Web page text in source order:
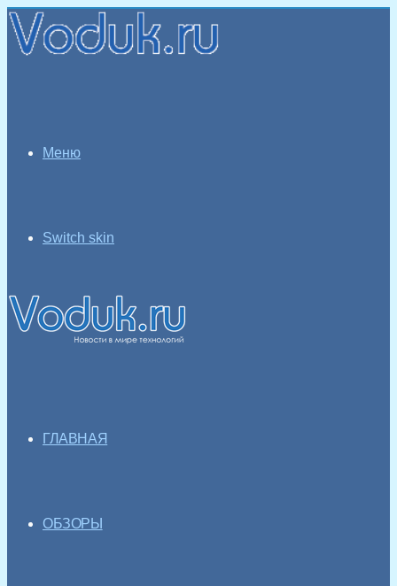
Меню
Switch skin
ГЛАВНАЯ
ОБЗОРЫ